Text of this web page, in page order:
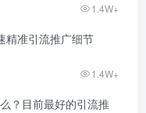
1.4W+
精准引流推广细节
1.4W+
？目前最好的引流推